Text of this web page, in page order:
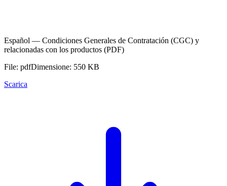
Español — Condiciones Generales de Contratación (CGC) y
relacionadas con los productos (PDF)
File: pdfDimensione: 550 KB
Scarica